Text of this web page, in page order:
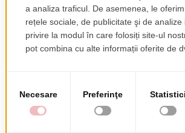
Riviera
PRODUSE COMPLEMENTARE